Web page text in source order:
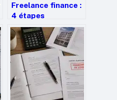
Freelance finance :
4 étapes
indispensables
pour sécuriser vos
missions et gagner
en agilité